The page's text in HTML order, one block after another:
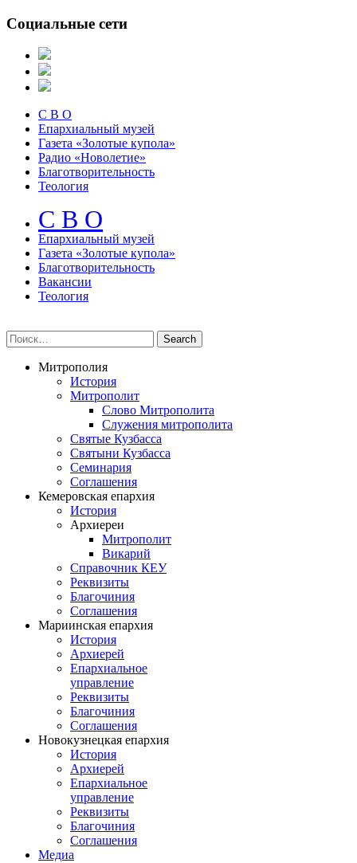
Социальные сети
С В О
Епархиальный музей
Газета «Золотые купола»
Радио «Новолетие»
Благотворительность
Теология
С В О
Епархиальный музeй
Газета «Золотые купола»
Благотворительность
Вакансии
Теология
Митрополия
История
Митрополит
Слово Митрополита
Служения митрополита
Святые Кузбасса
Святыни Кузбасса
Семинария
Соглашения
Кемеровская епархия
История
Архиереи
Митрополит
Викарий
Справочник КЕУ
Реквизиты
Благочиния
Соглашения
Мариинская епархия
История
Архиерей
Епархиальное
управление
Реквизиты
Благочиния
Соглашения
Новокузнецкая епархия
История
Архиерей
Епархиальное
управление
Реквизиты
Благочиния
Соглашения
Медиа